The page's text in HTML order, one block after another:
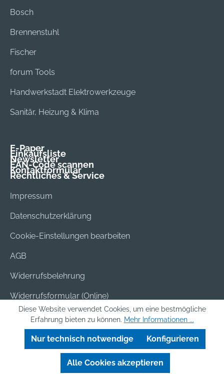
Bosch
Brennenstuhl
Fischer
forum Tools
Handwerkstadt Elektrowerkzeuge
Sanitär, Heizung & Klima
E-Paper
Einkaufsliste
Newsletter
EAN-Code scannen
Kontaktformular
Rechtliches & Service
Impressum
Datenschutzerklärung
Cookie-Einstellungen bearbeiten
AGB
Widerrufsbelehrung
Widerrufsformular (Online)
Versand & Bezahlung
Batterieentsorgung
Diese Website verwendet Cookies, um eine bestmögliche
Erfahrung bieten zu können. Mehr Informationen ...
Nur technisch notwendige Konfigurieren
Alle Cookies akzeptieren